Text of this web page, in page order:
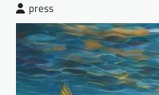
press